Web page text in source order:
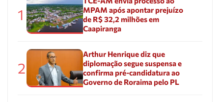
1
MPAM após apontar prejuízo
de R$ 32,2 milhões em
Caapiranga
2
Arthur Henrique diz que
diplomação segue suspensa e
confirma pré-candidatura ao
Governo de Roraima pelo PL